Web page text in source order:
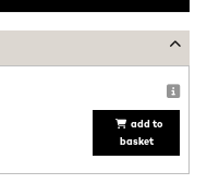
add to
basket